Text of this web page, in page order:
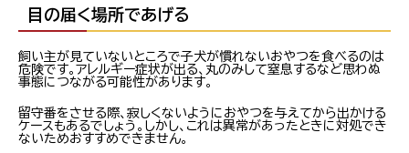
目の届く場所であげる
飼い主が見ていないところで子犬が慣れないおやつを食べるのは
危険です。アレルギー症状が出る、丸のみして窒息するなど思わぬ
事態につながる可能性があります。
留守番をさせる際、寂しくないようにおやつを与えてから出かける
ケースもあるでしょう。しかし、これは異常があったときに対処でき
ないためおすすめできません。